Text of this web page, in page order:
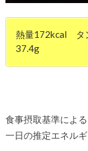
熱量172kcal
37.4g
食事摂取基準によ
一日の推定エネル